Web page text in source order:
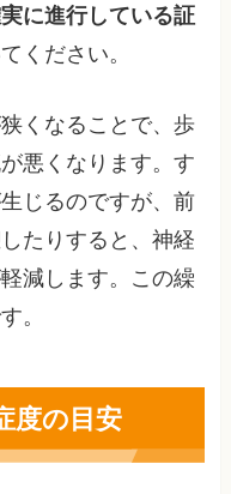
に進行している証
ください。
くなることで、歩
悪くなります。す
じるのですが、前
たりすると、神経
減します。この繰
。
度の目安